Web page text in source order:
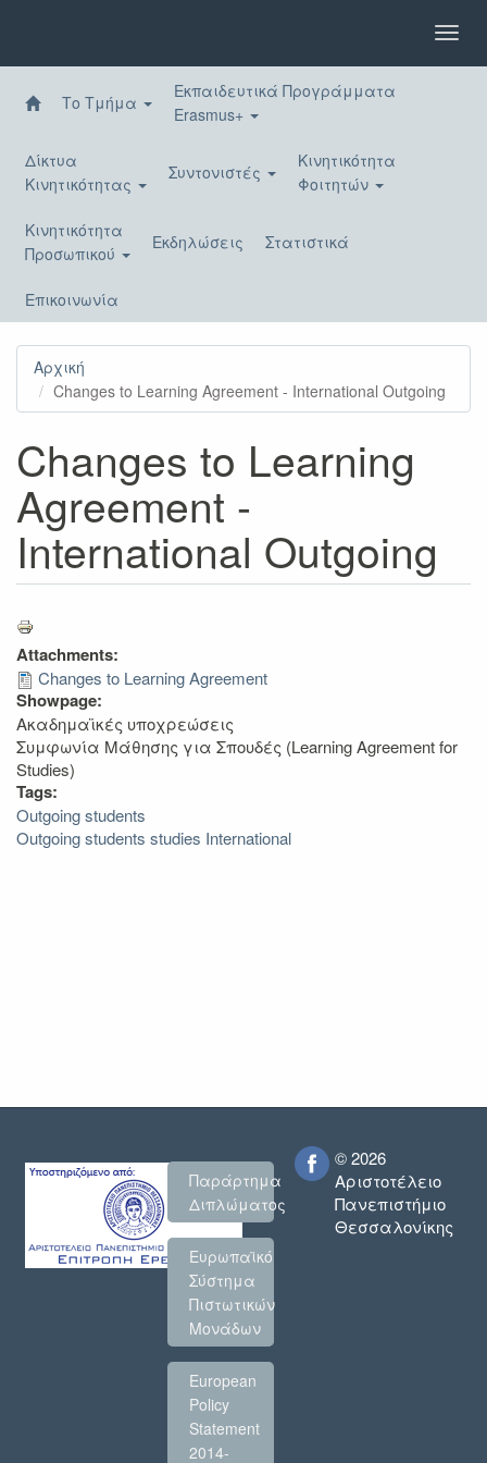
περιεχόμενο
Το Τμήμα
Εκπαιδευτικά Προγράμματα
Erasmus+
Δίκτυα
Κινητικότητας
Συντονιστές
Κινητικότητα
Φοιτητών
Κινητικότητα
Προσωπικού
Εκδηλώσεις Στατιστικά
Επικοινωνία
Αρχική
Changes to Learning Agreement - International Outgoing
Changes to Learning
Agreement -
International Outgoing
Attachments:
Changes to Learning Agreement
Showpage:
Ακαδημαϊκές υποχρεώσεις
Συμφωνία Μάθησης για Σπουδές (Learning Agreement for
Studies)
Tags:
Outgoing students
Outgoing students studies International
Παράρτημα
Διπλώματος
Ευρωπαϊκό
Σύστημα
Πιστωτικών
Μονάδων
European
Policy
Statement
2014-
© 2026
Αριστοτέλειο
Πανεπιστήμιο
Θεσσαλονίκης